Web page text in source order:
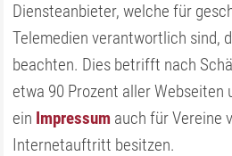
Diensteanbieter, welche für
Telemedien verantwortlich sind,
beachten. Dies betrifft nach
etwa 90 Prozent aller Webseiten
ein Impressum auch für Vereine
Internetauftritt besitzen.